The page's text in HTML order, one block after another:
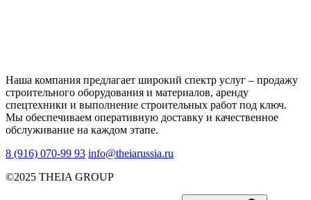
Наша компания предлагает широкий спектр услуг – продажу
строительного оборудования и материалов, аренду
спецтехники и выполнение строительных работ под ключ.
Мы обеспечиваем оперативную доставку и качественное
обслуживание на каждом этапе.
8 (916) 070-99 93 info@theiarussia.ru
©2025 THEIA GROUP